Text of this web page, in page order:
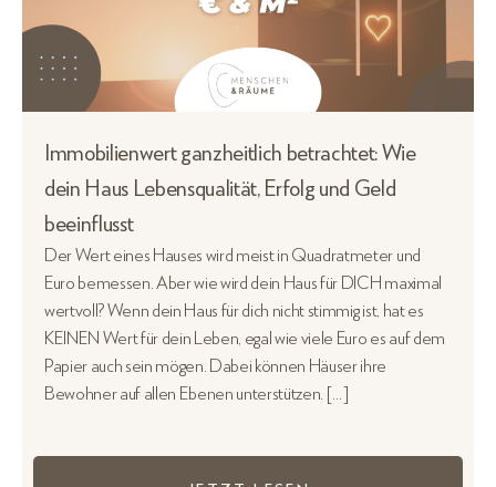
Immobilienwert ganzheitlich betrachtet: Wie
dein Haus Lebensqualität, Erfolg und Geld
beeinflusst
Der Wert eines Hauses wird meist in Quadratmeter und
Euro bemessen. Aber wie wird dein Haus für DICH maximal
wertvoll? Wenn dein Haus für dich nicht stimmig ist, hat es
KEINEN Wert für dein Leben, egal wie viele Euro es auf dem
Papier auch sein mögen. Dabei können Häuser ihre
Bewohner auf allen Ebenen unterstützen. […]